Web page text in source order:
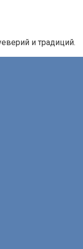
и традиций.